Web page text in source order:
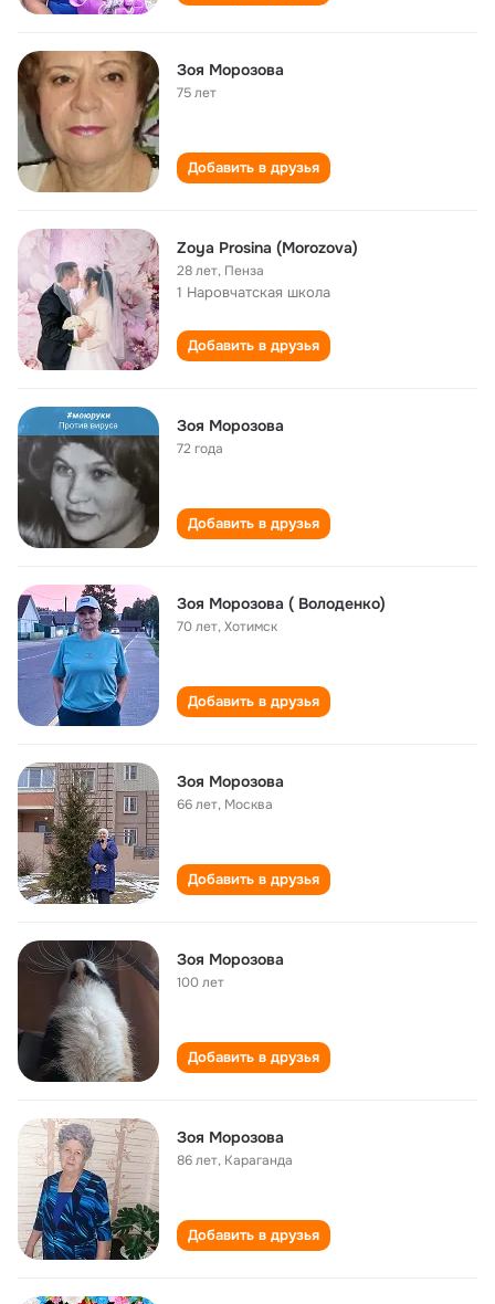
Зоя Морозова
75 лет
Добавить в друзья
Zoya Prosina (Morozova)
28 лет, Пенза
1 Наровчатская школа
Добавить в друзья
Зоя Морозова
72 года
Добавить в друзья
Зоя Морозова ( Володенко)
70 лет,Хотимск
Добавить в друзья
Зоя Морозова
66 лет, Москва
Добавить в друзья
Зоя Морозова
100 лет
Добавить в друзья
Зоя Морозова
86 лет, Караганда
Добавить в друзья